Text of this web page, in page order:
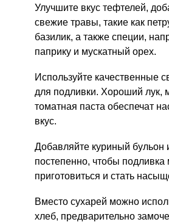
Улучшите вкус тефтелей,
свежие травы, такие как
базилик, а также специи,
паприку и мускатный орех.
Используйте качественные
для подливки. Хороший лук,
томатная паста обеспечат
вкус.
Добавляйте куриный бульон
постепенно, чтобы
приготовиться и стать
Вместо сухарей можно
хлеб, предварительно